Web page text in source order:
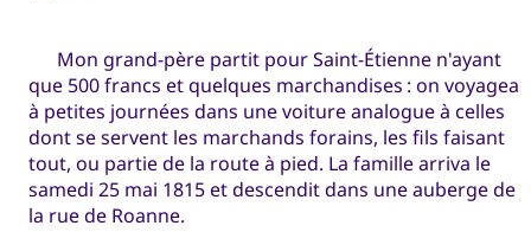
Mon grand-père partit pour Saint-Étienne n'ayant
que 500 francs et quelques marchandises : on voyagea
à petites journées dans une voiture analogue à celles
dont se servent les marchands forains, les fils faisant
tout, ou partie de la route à pied. La famille arriva le
samedi 25 mai 1815 et descendit dans une auberge de
la rue de Roanne.